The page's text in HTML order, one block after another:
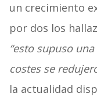
un crecimiento
por dos los
“esto supuso
costes se
la actualidad